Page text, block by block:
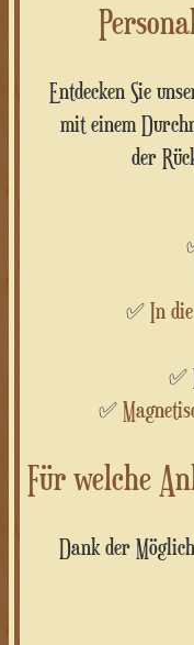
Entdecken Sie
mit einem
der
✅ In
✅
✅
Für welche
Dank der